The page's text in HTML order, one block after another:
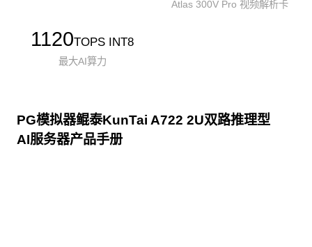
Atlas 300V Pro 视频解析卡
1120TOPS INT8
最大AI算力
PG模拟器鲲泰KunTai A722 2U双路推理型
AI服务器产品手册